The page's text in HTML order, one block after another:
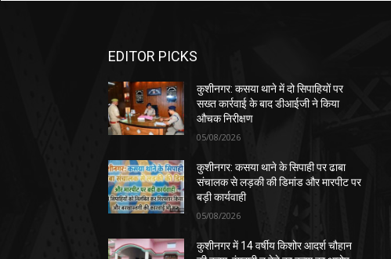
EDITOR PICKS
कुशीनगर: कसया थाने में दो सिपाहियों पर
सख्त कार्रवाई के बाद डीआईजी ने किया
औचक निरीक्षण
05/08/2026
कुशीनगर: कसया थाने के सिपाही पर ढाबा
संचालक से लड़की की डिमांड और मारपीट पर
बड़ी कार्यवाही
05/08/2026
कुशीनगर में 14 वर्षीय किशोर आदर्श चौहान